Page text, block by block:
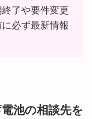
了や要件変更
必ず最新情報
池の相談先を